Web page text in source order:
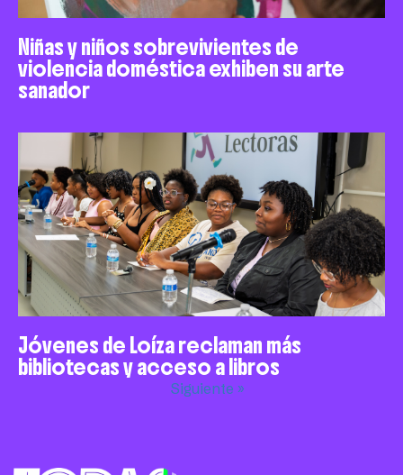
Niñas y niños sobrevivientes de
violencia doméstica exhiben su arte
sanador
Jóvenes de Loíza reclaman más
bibliotecas y acceso a libros
Siguiente »